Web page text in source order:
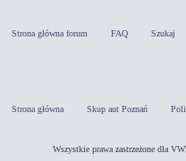
Strona główna forum FAQ Szukaj
Strona główna Skup aut Poznań
Wszystkie prawa zastrzeżone dla